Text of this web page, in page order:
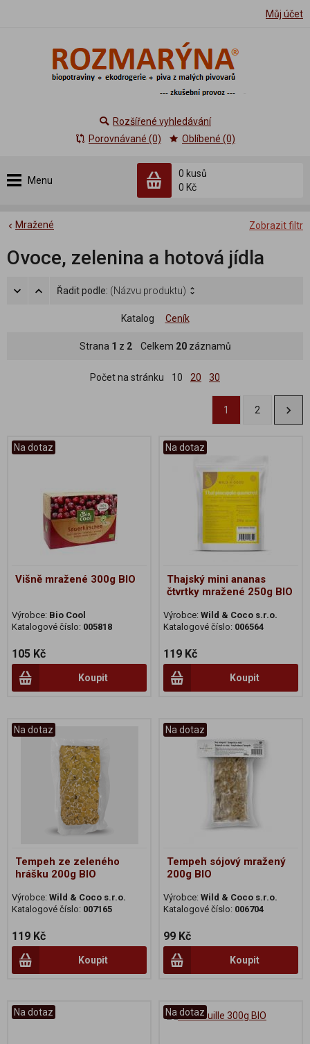
Můj účet
Menu
0 kusů
0 Kč
Rozšířené vyhledávání
Porovnávané (0)
Oblíbené (0)
Zobrazit filtr
Mražené
Ovoce, zelenina a hotová jídla
Řadit podle: (Názvu produktu)
Katalog Ceník
Strana 1 z 2Celkem 20záznamů
Počet na stránku 10 20 30
1 2
Na dotaz
Višně mražené 300g BIO
Výrobce: Bio Cool
Katalogové číslo: 005818
105 Kč
Koupit
Na dotaz
Thajský mini ananas
čtvrtky mražené 250g BIO
Výrobce: Wild & Coco s.r.o.
Katalogové číslo: 006564
119 Kč
Koupit
Na dotaz
Tempeh ze zeleného
hrášku 200g BIO
Výrobce: Wild & Coco s.r.o.
Katalogové číslo: 007165
119 Kč
Koupit
Na dotaz
Tempeh sójový mražený
200g BIO
Výrobce: Wild & Coco s.r.o.
Katalogové číslo: 006704
99 Kč
Koupit
Na dotaz Na dotaz